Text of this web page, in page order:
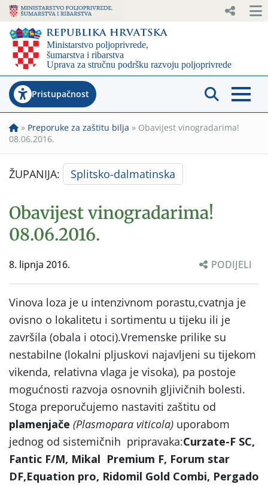
Pristupačnost
» Preporuke za zaštitu bilja » Obavijest vinogradarima!
08.06.2016.
ŽUPANIJA: Splitsko-dalmatinska
Obavijest vinogradarima!
08.06.2016.
8. lipnja 2016. PODIJELI
Vinova loza je u intenzivnom porastu,cvatnja je
ovisno o lokalitetu i sortimentu u tijeku ili je
završila (obala i otoci).Vremenske prilike su
nestabilne (lokalni pljuskovi najavljeni su tijekom
vikenda, relativna vlaga je visoka), pa postoje
mogućnosti razvoja osnovnih gljivičnih bolesti.
Stoga preporučujemo nastaviti zaštitu od
plamenjače (Plasmopara viticola) uporabom
jednog od sistemičnih pripravaka:Curzate-F SC,
Fantic F/M, Mikal Premium F, Forum star
DF,Equation pro, Ridomil Gold Combi, Pergado